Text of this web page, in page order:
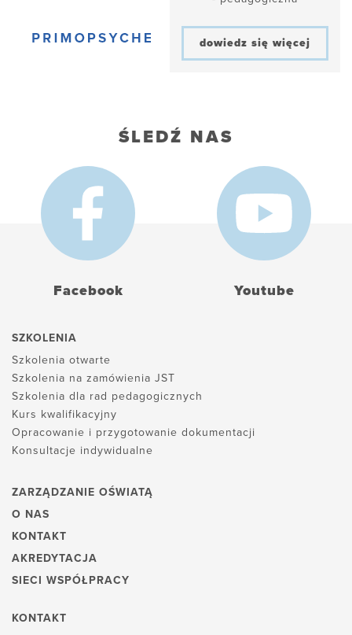
dowiedz się więcej
ŚLEDŹ NAS
Facebook Youtube
SZKOLENIA
Szkolenia otwarte
Szkolenia na zamówienia JST
Szkolenia dla rad pedagogicznych
Kurs kwalifikacyjny
Opracowanie i przygotowanie dokumentacji
Konsultacje indywidualne
ZARZĄDZANIE OŚWIATĄ
O NAS
KONTAKT
AKREDYTACJA
SIECI WSPÓŁPRACY
KONTAKT